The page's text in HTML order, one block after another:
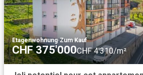
Etagenwohnung·Zum Kauf
CHF 375'000CHF 4'310/m²